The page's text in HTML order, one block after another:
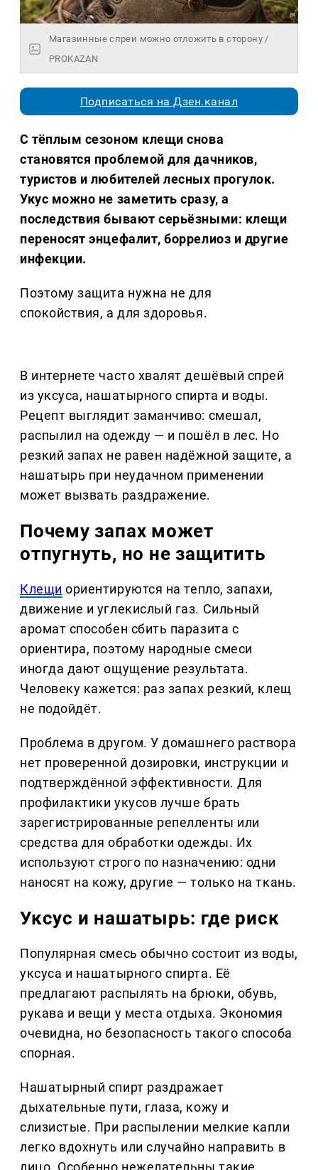
Магазинные спреи можно отложить в сторону /
PROKAZAN
Подписаться на Дзен.канал
С тёплым сезоном клещи снова
становятся проблемой для дачников,
туристов и любителей лесных прогулок.
Укус можно не заметить сразу, а
последствия бывают серьёзными: клещи
переносят энцефалит, боррелиоз и другие
инфекции.
Поэтому защита нужна не для
спокойствия, а для здоровья.
В интернете часто хвалят дешёвый спрей
из уксуса, нашатырного спирта и воды.
Рецепт выглядит заманчиво: смешал,
распылил на одежду — и пошёл в лес. Но
резкий запах не равен надёжной защите, а
нашатырь при неудачном применении
может вызвать раздражение.
Почему запах может
отпугнуть, но не защитить
Клещи ориентируются на тепло, запахи,
движение и углекислый газ. Сильный
аромат способен сбить паразита с
ориентира, поэтому народные смеси
иногда дают ощущение результата.
Человеку кажется: раз запах резкий, клещ
не подойдёт.
Проблема в другом. У домашнего раствора
нет проверенной дозировки, инструкции и
подтверждённой эффективности. Для
профилактики укусов лучше брать
зарегистрированные репелленты или
средства для обработки одежды. Их
используют строго по назначению: одни
наносят на кожу, другие — только на ткань.
Уксус и нашатырь: где риск
Популярная смесь обычно состоит из воды,
уксуса и нашатырного спирта. Её
предлагают распылять на брюки, обувь,
рукава и вещи у места отдыха. Экономия
очевидна, но безопасность такого способа
спорная.
Нашатырный спирт раздражает
дыхательные пути, глаза, кожу и
слизистые. При распылении мелкие капли
легко вдохнуть или случайно направить в
лицо. Особенно нежелательны такие